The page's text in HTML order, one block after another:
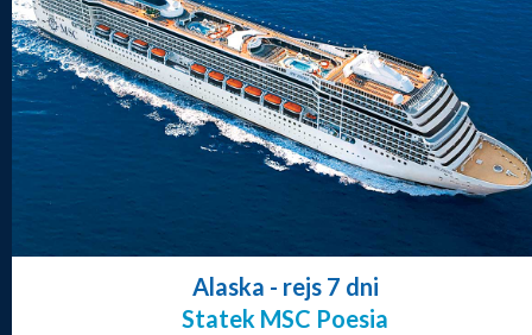
Alaska - rejs 7 dni
Statek MSC Poesia